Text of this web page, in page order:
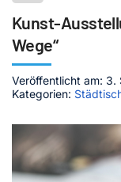
Mediathek
Jetzt
Kontakt
Kunst-
Wege“
Veröffentlicht am:
Kategorien: